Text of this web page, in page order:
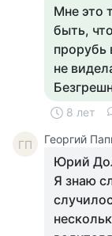
Мне это
быть,
прорубь
не
8 лет
ГП Георгий
Юрий
Я знаю